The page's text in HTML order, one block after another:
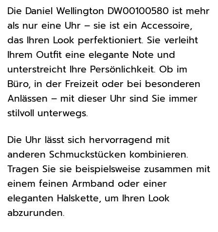
Die Daniel Wellington DW00100580 ist mehr
als nur eine Uhr – sie ist ein Accessoire,
das Ihren Look perfektioniert. Sie verleiht
Ihrem Outfit eine elegante Note und
unterstreicht Ihre Persönlichkeit. Ob im
Büro, in der Freizeit oder bei besonderen
Anlässen – mit dieser Uhr sind Sie immer
stilvoll unterwegs.
Die Uhr lässt sich hervorragend mit
anderen Schmuckstücken kombinieren.
Tragen Sie sie beispielsweise zusammen mit
einem feinen Armband oder einer
eleganten Halskette, um Ihren Look
abzurunden.